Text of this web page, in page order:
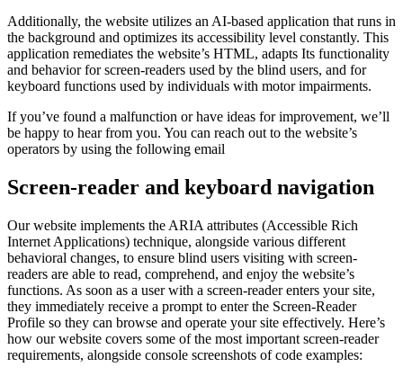
Additionally, the website utilizes an AI-based application that runs in
the background and optimizes its accessibility level constantly. This
application remediates the website’s HTML, adapts Its functionality
and behavior for screen-readers used by the blind users, and for
keyboard functions used by individuals with motor impairments.
If you’ve found a malfunction or have ideas for improvement, we’ll
be happy to hear from you. You can reach out to the website’s
operators by using the following email
Screen-reader and keyboard navigation
Our website implements the ARIA attributes (Accessible Rich
Internet Applications) technique, alongside various different
behavioral changes, to ensure blind users visiting with screen-
readers are able to read, comprehend, and enjoy the website’s
functions. As soon as a user with a screen-reader enters your site,
they immediately receive a prompt to enter the Screen-Reader
Profile so they can browse and operate your site effectively. Here’s
how our website covers some of the most important screen-reader
requirements, alongside console screenshots of code examples: